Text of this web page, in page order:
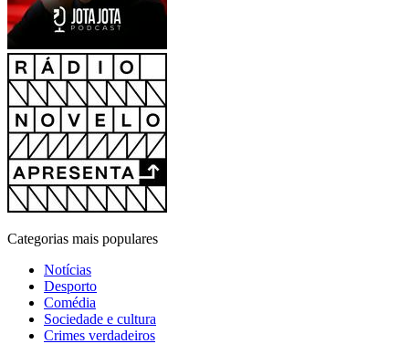
Categorias mais populares
Notícias
Desporto
Comédia
Sociedade e cultura
Crimes verdadeiros